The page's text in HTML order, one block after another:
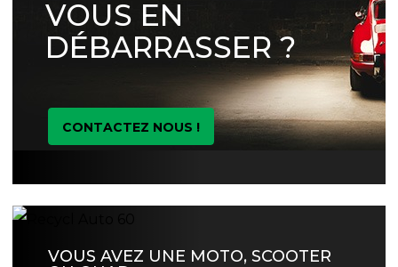
VOUS EN
DÉBARRASSER ?
CONTACTEZ NOUS !
VOUS AVEZ UNE MOTO, SCOOTER